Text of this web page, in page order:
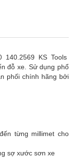
KS Tools
đỗ xe. Sử dụng phổ
phối chính hãng bởi
từng millimet cho
sợ xước sơn xe